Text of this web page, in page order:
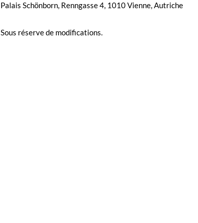
Palais Schönborn, Renngasse 4, 1010 Vienne, Autriche
Sous réserve de modifications.